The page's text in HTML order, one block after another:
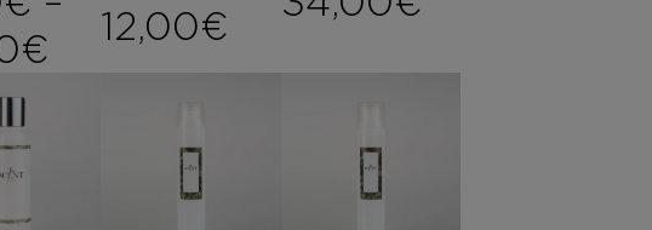
€Price range: 7,00€ through
12,00€ Price range: 7,00€